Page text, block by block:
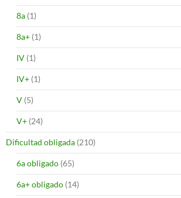
8a (1)
8a+ (1)
IV (1)
IV+ (1)
V (5)
V+ (24)
Dificultad obligada (210)
6a obligado (65)
6a+ obligado (14)